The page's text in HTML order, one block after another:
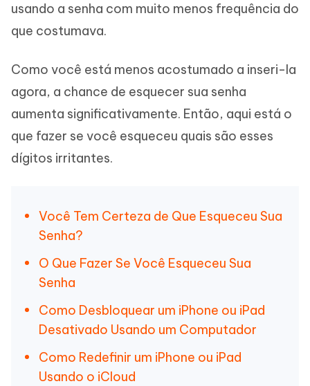
usando a senha com muito menos frequência do
que costumava.
Como você está menos acostumado a inseri-la
agora, a chance de esquecer sua senha
aumenta significativamente. Então, aqui está o
que fazer se você esqueceu quais são esses
dígitos irritantes.
Você Tem Certeza de Que Esqueceu Sua
Senha?
O Que Fazer Se Você Esqueceu Sua
Senha
Como Desbloquear um iPhone ou iPad
Desativado Usando um Computador
Como Redefinir um iPhone ou iPad
Usando o iCloud